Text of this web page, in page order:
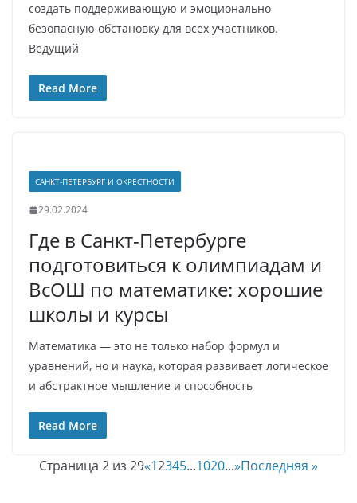
создать поддерживающую и эмоционально
безопасную обстановку для всех участников.
Ведущий
Read More
САНКТ-ПЕТЕРБУРГ И ОКРЕСТНОСТИ
29.02.2024
Где в Санкт-Петербурге
подготовиться к олимпиадам и
ВсОШ по математике: хорошие
школы и курсы
Математика — это не только набор формул и
уравнений, но и наука, которая развивает логическое
и абстрактное мышление и способность
Read More
Страница 2 из 29«12345...1020...»Последняя »